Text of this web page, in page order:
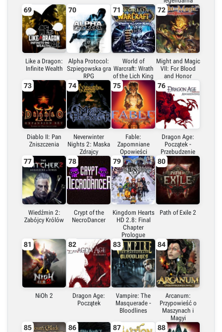
69
Like a Dragon:
Infinite Wealth
70
Alpha Protocol:
Szpiegowska gra
RPG
71
World of
Warcraft: Wrath
of the Lich King
72
Might and Magic
VII: For Blood
and Honor
73
Diablo II: Pan
Zniszczenia
74
Neverwinter
Nights 2: Maska
Zdrajcy
75
Fable:
Zapomniane
Opowieści
76
Dragon Age:
Początek -
Przebudzenie
77
Wiedźmin 2:
Zabójcy Królów
78
Crypt of the
NecroDancer
79
Kingdom Hearts
HD 2.8: Final
Chapter
Prologue
80
Path of Exile 2
81
NiOh 2
82
Dragon Age:
Początek
83
Vampire: The
Masquerade -
Bloodlines
84
Arcanum:
Przypowieść o
Maszynach i
Magyi
85 86 87 88